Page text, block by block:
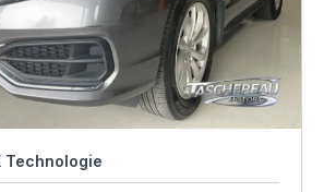
Technologie